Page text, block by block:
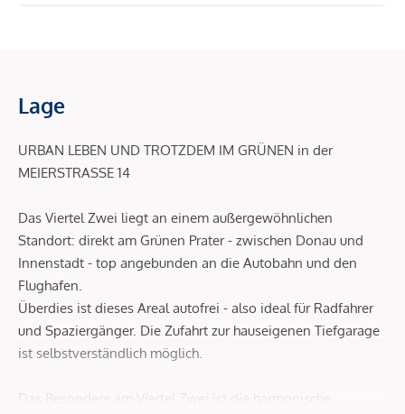
Lage
URBAN LEBEN UND TROTZDEM IM GRÜNEN in der
MEIERSTRASSE 14
Das Viertel Zwei liegt an einem außergewöhnlichen
Standort: direkt am Grünen Prater - zwischen Donau und
Innenstadt - top angebunden an die Autobahn und den
Flughafen.
Überdies ist dieses Areal autofrei - also ideal für Radfahrer
und Spaziergänger. Die Zufahrt zur hauseigenen Tiefgarage
ist selbstverständlich möglich.
Das Besondere am Viertel Zwei ist die harmonische